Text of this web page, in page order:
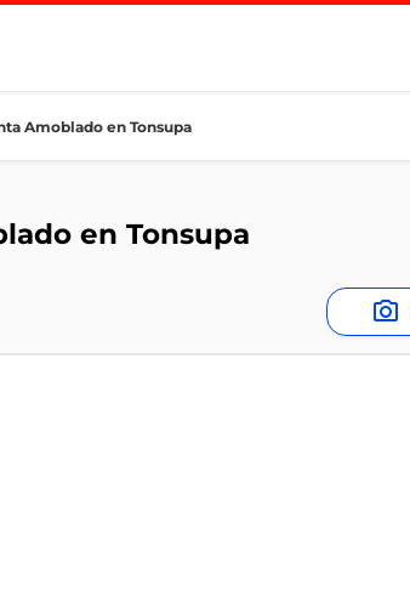
Amoblado en Tonsupa
en Tonsupa